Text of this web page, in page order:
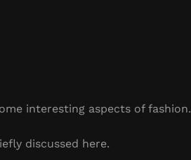
interesting aspects of fashion.
discussed here.